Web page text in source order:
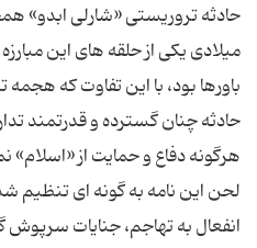
میلادی یکی از حلقه های این
باورها بود، با این تفاوت که
حادثه چنان گسترده و قدرتمند
هرگونه دفاع و حمایت از
لحن این نامه به گونه ای تنظیم
انفعال به تهاجم، جنایات